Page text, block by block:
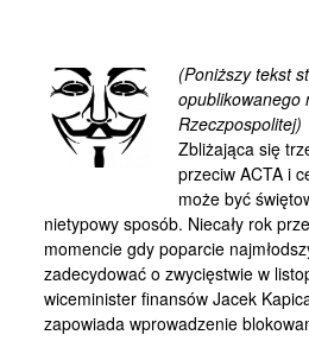
Jak pisać
Kontakt
(Poniższy tekst
opublikowanego
Rzeczpospolitej)
Zbliżająca się
przeciw ACTA i
może być
nietypowy sposób. Niecały rok
momencie gdy poparcie
zadecydować o zwycięstwie w
wiceminister finansów Jacek
zapowiada wprowadzenie